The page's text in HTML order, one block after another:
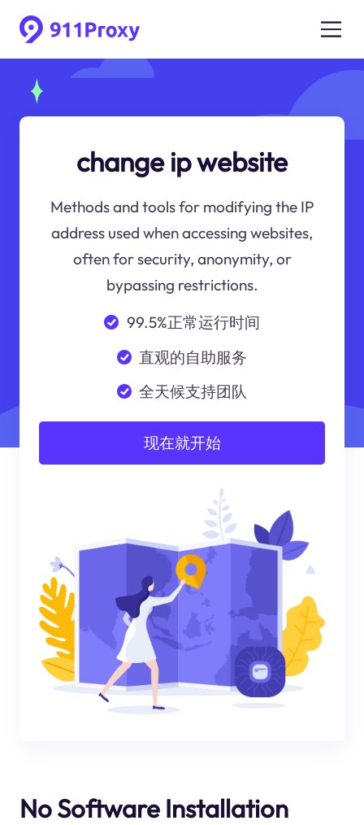
change ip website
Methods and tools for modifying the IP
address used when accessing websites,
often for security, anonymity, or
bypassing restrictions.
99.5%正常运行时间
直观的自助服务
全天候支持团队
现在就开始
No Software Installation